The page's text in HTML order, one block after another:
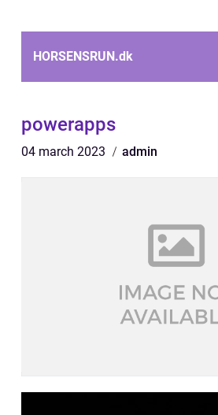
HORSENSRUN.dk
powerapps
04 march 2023 admin